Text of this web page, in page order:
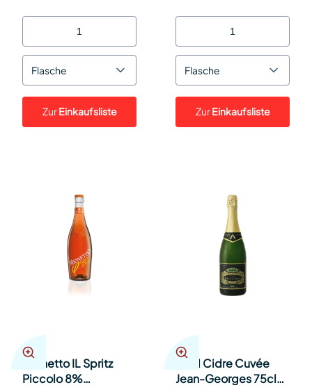
Flasche
ZurEinkaufsliste
Flasche
ZurEinkaufsliste
Mionetto IL Spritz
Piccolo 8%
Möhl Cidre Cuvée
Jean-Georges 75cl